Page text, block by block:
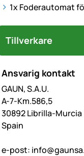
1x Foderautomat
Tillverkare
Ansvarig kontakt
GAUN, S.A.U.
A-7-Km.586,5
30892 Librilla-Murcia
Spain
e-post: